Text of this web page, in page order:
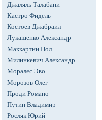
Джаляль Талабани
Кастро Фидель
Костоев Джабраил
Лукашенко Александр
Маккартни Пол
Милинкевич Александр
Моралес Эво
Морозов Олег
Проди Романо
Путин Владимир
Росляк Юрий